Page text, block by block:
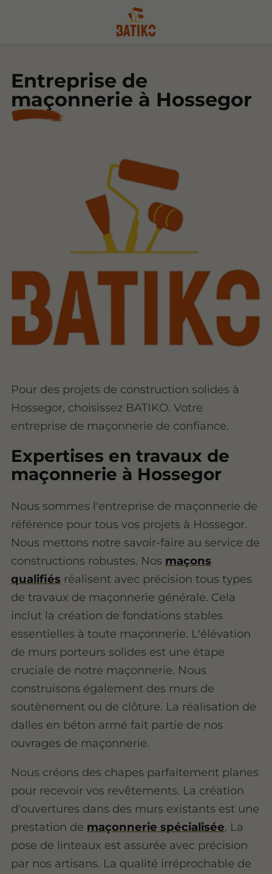
Entreprise de
maçonnerie à Hossegor
Pour des projets de construction solides à
Hossegor, choisissez BATIKO. Votre
entreprise de maçonnerie de confiance.
Expertises en travaux de
maçonnerie à Hossegor
Nous sommes l'entreprise de maçonnerie de
référence pour tous vos projets à Hossegor.
Nous mettons notre savoir-faire au service de
constructions robustes. Nos maçons
qualifiés réalisent avec précision tous types
de travaux de maçonnerie générale. Cela
inclut la création de fondations stables
essentielles à toute maçonnerie. L'élévation
de murs porteurs solides est une étape
cruciale de notre maçonnerie. Nous
construisons également des murs de
soutènement ou de clôture. La réalisation de
dalles en béton armé fait partie de nos
ouvrages de maçonnerie.
Nous créons des chapes parfaitement planes
pour recevoir vos revêtements. La création
d'ouvertures dans des murs existants est une
prestation de maçonnerie spécialisée. La
pose de linteaux est assurée avec précision
par nos artisans. La qualité irréprochable de